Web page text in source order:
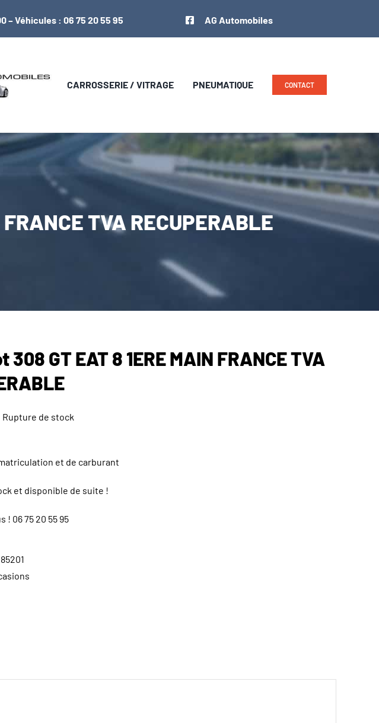
– Véhicules : 06 75 20 55 95 AG Automobiles
CARROSSERIE / VITRAGE PNEUMATIQUE CONTACT
TVA RECUPERABLE
308 GT EAT 8 1ERE MAIN FRANCE TVA
Rupture de stock
et de carburant
et disponible de suite !
! 06 75 20 55 95